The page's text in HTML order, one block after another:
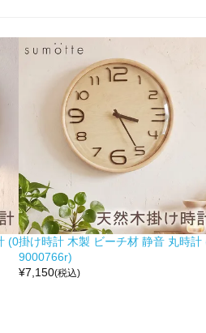
(0掛け時計 木製 ビーチ材 静音 丸時計
9000766r)
¥7,150(税込)